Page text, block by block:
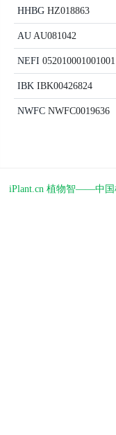
HHBG HZ018863
AU AU081042
NEFI 052010001001001
IBK IBK00426824
NWFC NWFC0019636
iPlant.cn 植物智——中国